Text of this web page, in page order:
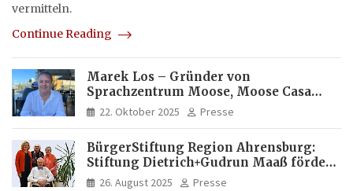
vermitteln.
Continue Reading
Marek Los – Gründer von
Sprachzentrum Moose, Moose Casa
Italia und Apartamento Brasil |
22. Oktober 2025 Presse
BürgerStiftung Region Ahrensburg:
Stiftung Dietrich+Gudrun Maaß fördert
Deutschkenntnisse von Frauen
26. August 2025 Presse